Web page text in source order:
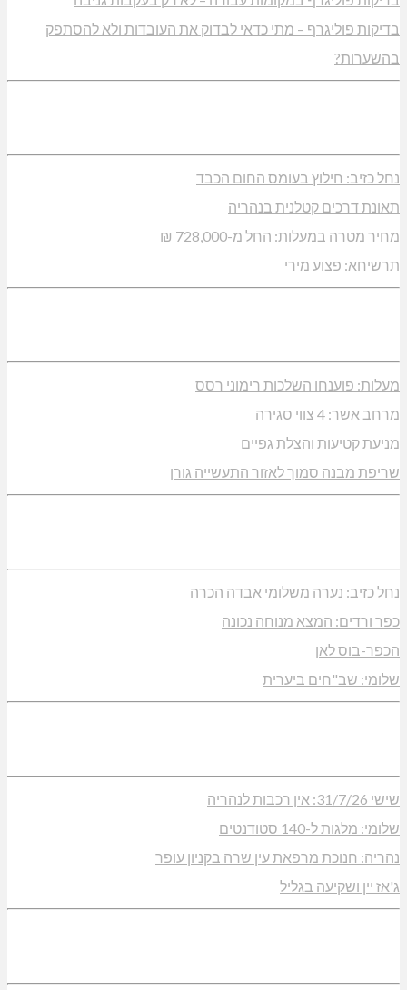
בדיקות פוליגרף – מתי כדאי לבדוק את העובדות ולא להסתפק
בהשערות?
נחל כזיב: חילוץ בעומס החום הכבד
תאונת דרכים קטלנית בנהריה
מחיר מטרה במעלות: החל מ-728,000 ₪
תרשיחא: פצוע מירי
מעלות: פוענחו השלכות רימוני רסס
מרחב אשר: 4 צווי סגירה
מניעת קטיעות והצלת גפיים
שריפת מבנה סמוך לאזור התעשייה גורן
נחל כזיב: נערה משלומי אבדה הכרה
כפר ורדים: המצא מנוחה נכונה
הכפר-בוס לאן
שלומי: שב"חים ביערית
שישי 31/7/26: אין רכבות לנהריה
שלומי: מלגות ל-140 סטודנטים
נהריה: חנוכת מרפאת עין שרה בקניון עופר
ג'אז יין ושקיעה בגליל